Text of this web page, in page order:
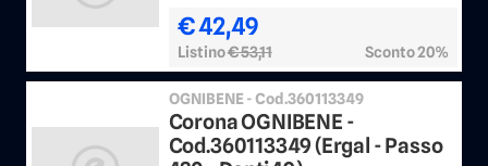
€ 42,49
Listino€ 53,11 Sconto 20%
OGNIBENE - Cod.360113349
Corona OGNIBENE -
Cod.360113349 (Ergal - Passo